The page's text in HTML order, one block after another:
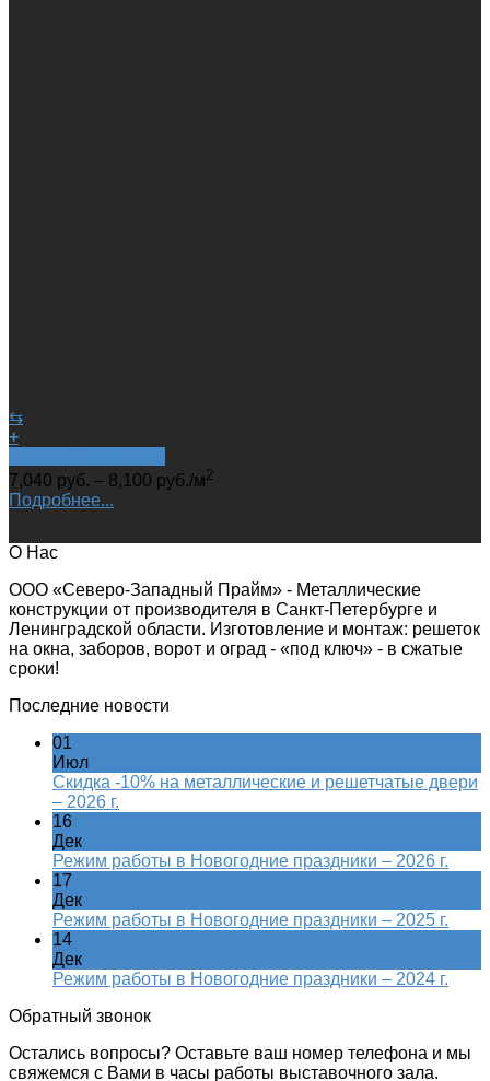
⇆
+
7,040 руб. – 8,100 руб./м2
Подробнее...
О Нас
ООО «Северо-Западный Прайм» - Металлические
конструкции от производителя в Санкт-Петербурге и
Ленинградской области. Изготовление и монтаж: решеток
на окна, заборов, ворот и оград - «под ключ» - в сжатые
сроки!
Последние новости
01
Июл
Скидка -10% на металлические и решетчатые двери
– 2026 г.
16
Дек
Режим работы в Новогодние праздники – 2026 г.
17
Дек
Режим работы в Новогодние праздники – 2025 г.
14
Дек
Режим работы в Новогодние праздники – 2024 г.
Обратный звонок
Остались вопросы? Оставьте ваш номер телефона и мы
свяжемся с Вами в часы работы выставочного зала.